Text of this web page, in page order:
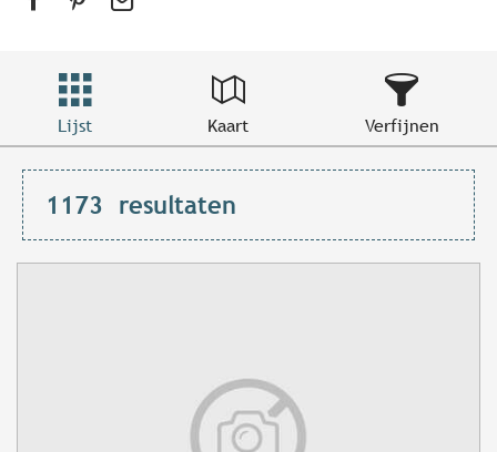
Lijst Kaart Verfijnen
1173 resultaten